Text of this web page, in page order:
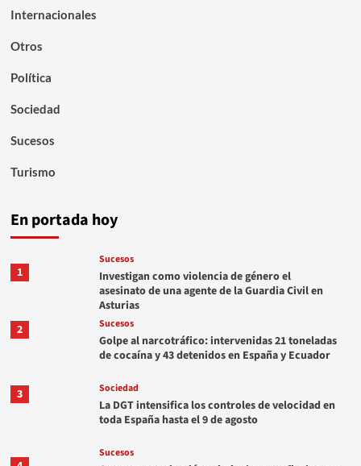
Internacionales
Otros
Política
Sociedad
Sucesos
Turismo
En portada hoy
1
Sucesos
Investigan como violencia de género el
asesinato de una agente de la Guardia Civil en
Asturias
2
Sucesos
Golpe al narcotráfico: intervenidas 21 toneladas
de cocaína y 43 detenidos en España y Ecuador
3 Sociedad
La DGT intensifica los controles de velocidad en
toda España hasta el 9 de agosto
Sucesos